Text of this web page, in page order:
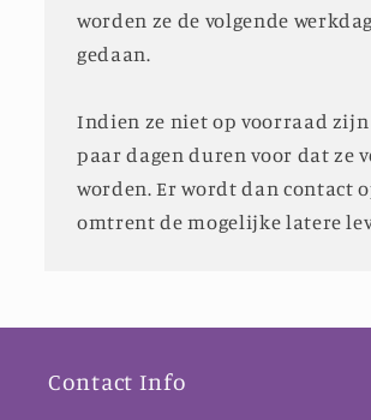
worden ze de volgende
gedaan.
Indien ze niet op voorraad zijn
paar dagen duren voor dat ze
worden. Er wordt dan contact
omtrent de mogelijke latere
Contact Info